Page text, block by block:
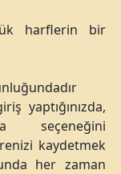
harflerin bir
yaptığınızda,
seçeneğini
kaydetmek
her zaman